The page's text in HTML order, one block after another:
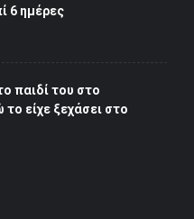
6 ημέρες
παιδί του στο
είχε ξεχάσει στο